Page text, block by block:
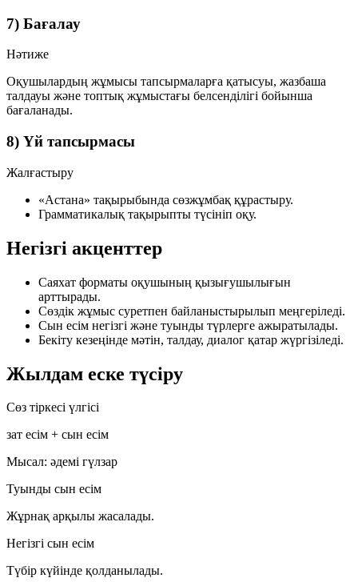
7) Бағалау
Нәтиже
Оқушылардың жұмысы тапсырмаларға қатысуы, жазбаша
талдауы және топтық жұмыстағы белсенділігі бойынша
бағаланады.
8) Үй тапсырмасы
Жалғастыру
«Астана» тақырыбында сөзжұмбақ құрастыру.
Грамматикалық тақырыпты түсініп оқу.
Негізгі акценттер
Саяхат форматы оқушының қызығушылығын
арттырады.
Сөздік жұмыс суретпен байланыстырылып меңгеріледі.
Сын есім негізгі және туынды түрлерге ажыратылады.
Бекіту кезеңінде мәтін, талдау, диалог қатар жүргізіледі.
Жылдам еске түсіру
Сөз тіркесі үлгісі
зат есім + сын есім
Мысал: әдемі гүлзар
Туынды сын есім
Жұрнақ арқылы жасалады.
Негізгі сын есім
Түбір күйінде қолданылады.